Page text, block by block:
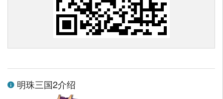
明珠三国2介绍